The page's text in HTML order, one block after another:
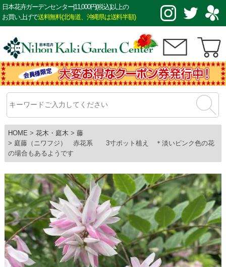
日本花卉ガーデンセンター|11,000円(税込)以上の
お買い上げで送料無料(北海道、沖縄県は送料半額)
HOME 花木・庭木
藤
庭藤（ニワフジ） 赤花系 3寸ポット植え ＊淡いピンク色の花
の場合もあるようです